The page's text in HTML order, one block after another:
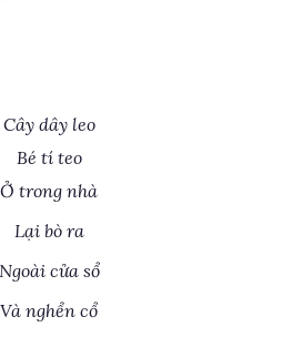
Cây dây leo
Bé tí teo
Ở trong nhà
Lại bò ra
Ngoài cửa sổ
Và nghển cổ